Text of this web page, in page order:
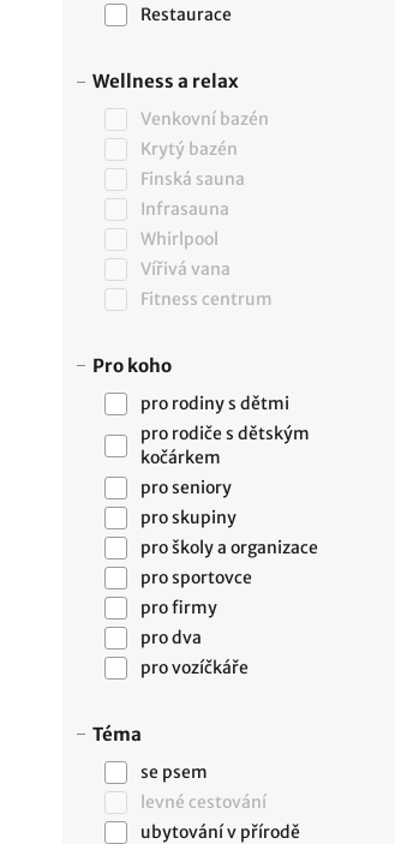
Restaurace
Wellness a relax
Venkovní bazén
Krytý bazén
Finská sauna
Infrasauna
Whirlpool
Vířivá vana
Fitness centrum
Pro koho
pro rodiny s dětmi
pro rodiče s dětským
kočárkem
pro seniory
pro skupiny
pro školy a organizace
pro sportovce
pro firmy
pro dva
pro vozíčkáře
Téma
se psem
levné cestování
ubytování v přírodě